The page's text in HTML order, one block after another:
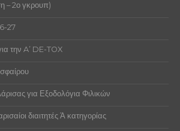
– 2ο γκρουπ)
27
την A’ DE-TOX
για Εξοδολόγια Φιλικών
διαιτητές Ά κατηγορίας